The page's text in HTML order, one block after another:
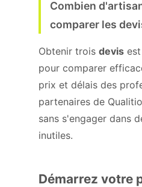
Combien
comparer les
Obtenir trois devis
pour comparer
prix et délais des
partenaires de
sans s'engager dans
inutiles.
Démarrez votre